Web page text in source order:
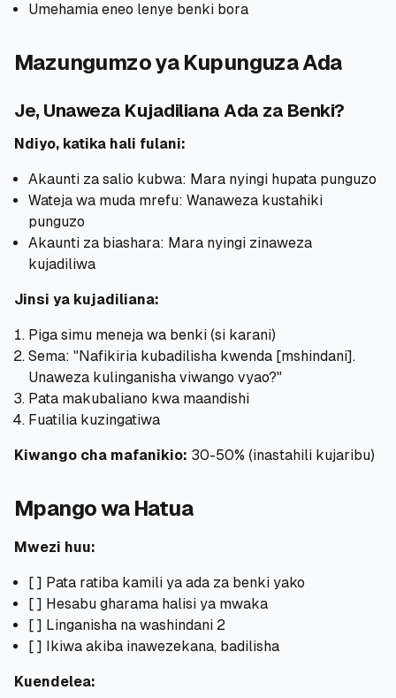
Umehamia eneo lenye benki bora
Mazungumzo ya Kupunguza Ada
Je, Unaweza Kujadiliana Ada za Benki?
Ndiyo, katika hali fulani:
Akaunti za salio kubwa: Mara nyingi hupata punguzo
Wateja wa muda mrefu: Wanaweza kustahiki
punguzo
Akaunti za biashara: Mara nyingi zinaweza
kujadiliwa
Jinsi ya kujadiliana:
Piga simu meneja wa benki (si karani)
Sema: "Nafikiria kubadilisha kwenda [mshindani].
Unaweza kulinganisha viwango vyao?"
Pata makubaliano kwa maandishi
Fuatilia kuzingatiwa
Kiwango cha mafanikio: 30-50% (inastahili kujaribu)
Mpango wa Hatua
Mwezi huu:
[ ] Pata ratiba kamili ya ada za benki yako
[ ] Hesabu gharama halisi ya mwaka
[ ] Linganisha na washindani 2
[ ] Ikiwa akiba inawezekana, badilisha
Kuendelea: